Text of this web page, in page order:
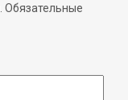
Обязательные